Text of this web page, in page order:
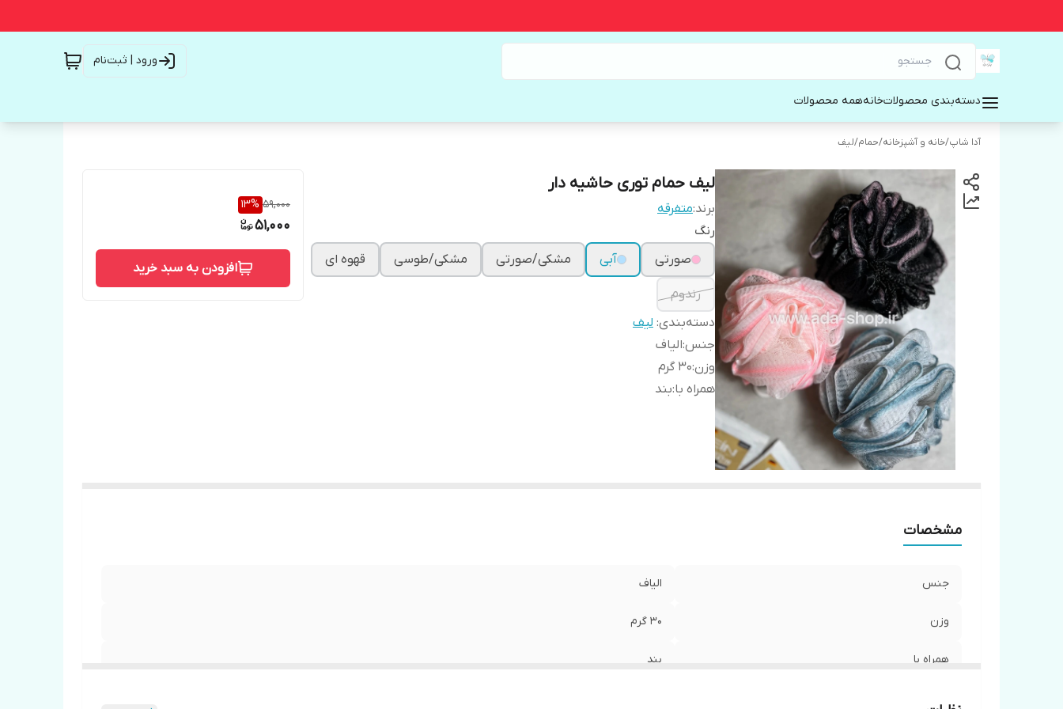
ورود | ثبت‌نام
دسته‌بندی محصولاتخانههمه محصولات
آدا شاپ/خانه و آشپزخانه/حمام/لیف
لیف حمام توری حاشیه دار
برند:متفرقه
رنگ
صورتی
آبی مشکی/صورتی مشکی/طوسی قهوه ای
رندوم
دسته‌بندی: لیف
جنس:الیاف
وزن:30 گرم
همراه با:بند
59,000
13%
51,000
افزودن به سبد خرید
مشخصات
جنس الیاف
وزن 30 گرم
همراه با بند